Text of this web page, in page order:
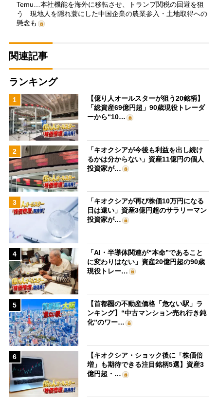
Temu…本社機能を海外に移転させ、トランプ関税の回避を狙
う 現地人を隠れ蓑にした中国企業の農業参入・土地取得への
懸念も
関連記事
ランキング
1
【億り人オールスターが狙う20銘柄】
「総資産69億円超」90歳現役トレーダ
ーから“10…
2
「キオクシアが今後も利益を出し続け
るかは分からない」資産11億円の個人
投資家が…
3
「キオクシアが再び株価10万円になる
日は遠い」資産3億円超のサラリーマン
投資家が…
4
「AI・半導体関連が“本命”であること
に変わりはない」資産20億円超の90歳
現役トレー…
5
【首都圏の不動産価格「危ない駅」ラ
ンキング】“中古マンション売れ行き鈍
化”のワー…
6
【キオクシア・ショック後に「株価倍
増」も期待できる注目銘柄5選】資産3
億円超・…